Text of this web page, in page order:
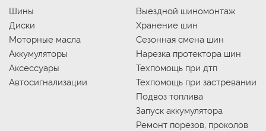
Шины
Диски
Моторные масла
Аккумуляторы
Аксессуары
Автосигнализации
Выездной шиномонтаж
Хранение шин
Сезонная смена шин
Нарезка протектора шин
Техпомощь при дтп
Техпомощь при застревании
Подвоз топлива
Запуск аккумулятора
Ремонт порезов, проколов